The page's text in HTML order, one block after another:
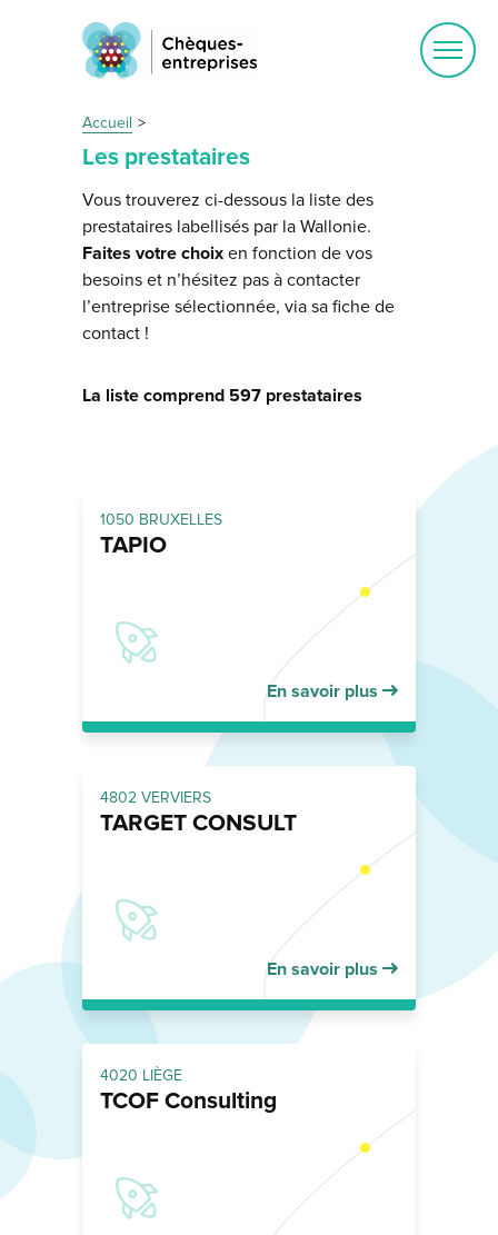
Accueil
Les prestataires
Vous trouverez ci-dessous la liste des
prestataires labellisés par la Wallonie.
Faites votre choix en fonction de vos
besoins et n’hésitez pas à contacter
l’entreprise sélectionnée, via sa fiche de
contact !
La liste comprend 597 prestataires
1050 BRUXELLES
TAPIO
En savoir plus
4802 VERVIERS
TARGET CONSULT
En savoir plus
4020 LIÈGE
TCOF Consulting
Ouvrir
le